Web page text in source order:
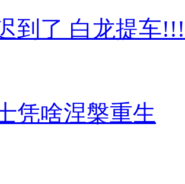
到了 白龙提车
凭啥涅槃重生